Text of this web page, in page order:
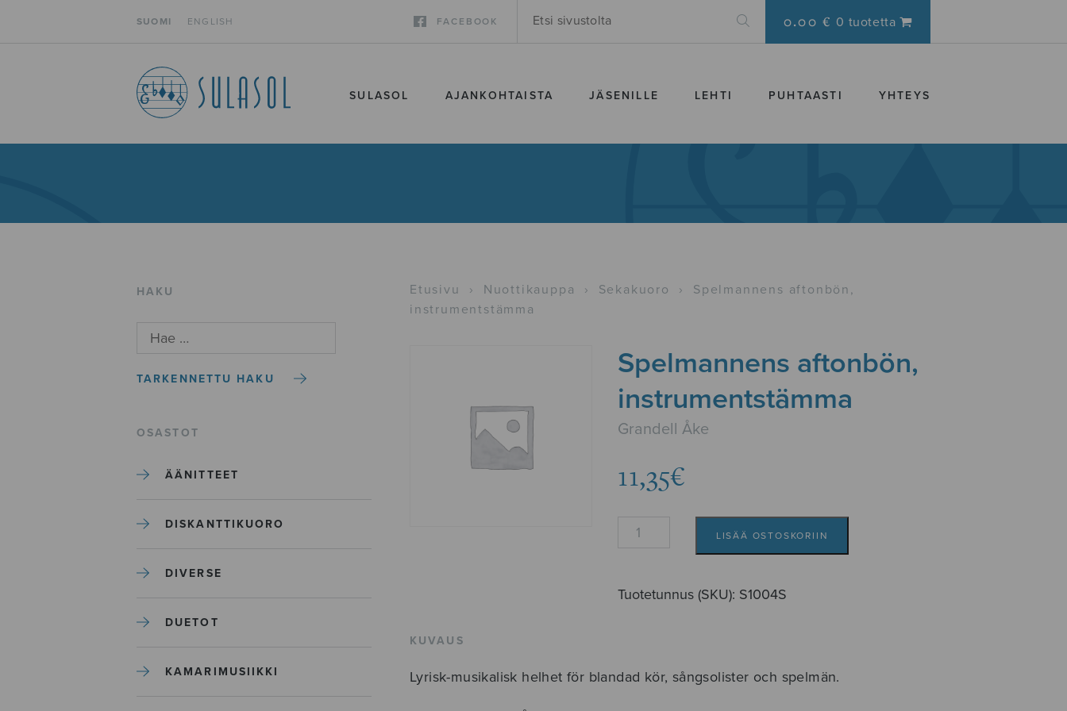
SUOMI ENGLISH FACEBOOK 0.00 € 0 tuotetta
SULASOL AJANKOHTAISTA JÄSENILLE LEHTI PUHTAASTI YHTEYS
HAKU
TARKENNETTU HAKU
OSASTOT
ÄÄNITTEET
DISKANTTIKUORO
DIVERSE
DUETOT
KAMARIMUSIIKKI
Etusivu › Nuottikauppa › Sekakuoro ›
Spelmannens aftonbön,
instrumentstämma
Spelmannens aftonbön,
instrumentstämma
Grandell Åke
11,35€
Spelmannens
määrä
LISÄÄ OSTOSKORIIN
Tuotetunnus (SKU): S1004S
KUVAUS
Lyrisk-musikalisk helhet för blandad kör, sångsolister och spelmän.